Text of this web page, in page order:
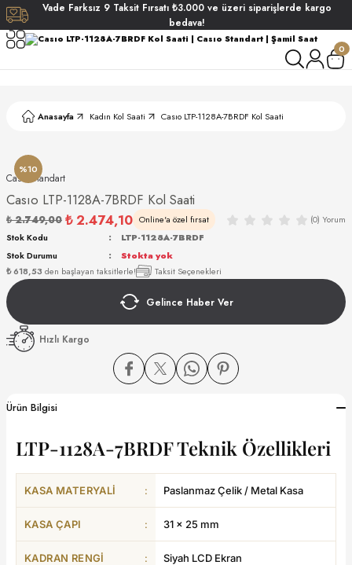
Vade Farksız 9 Taksit Fırsatı ₺3.000 ve üzeri siparişlerde kargo
bedava!
0
Anasayfa Kadın Kol Saati Casıo LTP-1128A-7BRDF Kol Saati
%10
Casıo Standart
Casıo LTP-1128A-7BRDF Kol Saati
₺ 2.749,00 ₺ 2.474,10 Online'a özel fırsat (0) Yorum
₺ 618,53 den başlayan taksitlerle! Taksit Seçenekleri
Stok Kodu
LTP-1128A-7BRDF
Stok Durumu
Stokta yok
Gelince Haber Ver
Hızlı Kargo
Ürün Bilgisi
LTP-1128A-7BRDF Teknik Özellikleri
KASA MATERYALI : Paslanmaz Çelik / Metal Kasa
KASA ÇAPI : 31 × 25 mm
KADRAN RENGI : Siyah LCD Ekran